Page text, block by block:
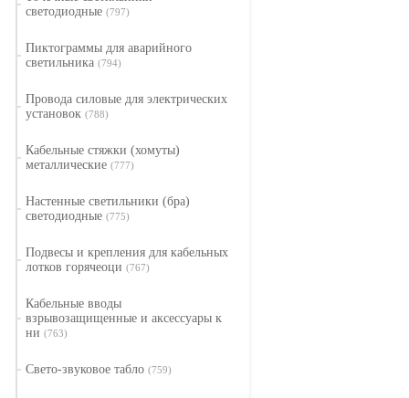
светодиодные (797)
Пиктограммы для аварийного
светильника (794)
Провода силовые для электрических
установок (788)
Кабельные стяжки (хомуты)
металлические (777)
Настенные светильники (бра)
светодиодные (775)
Подвесы и крепления для кабельных
лотков горячеоци (767)
Кабельные вводы
взрывозащищенные и аксессуары к
ни (763)
Свето-звуковое табло (759)